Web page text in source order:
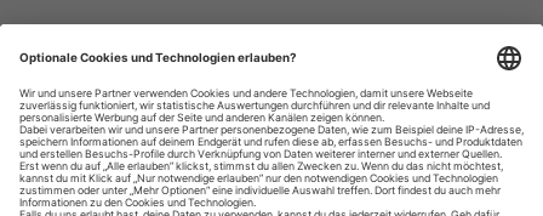
Datenschutzhinweise
Impressum
Privatsphäre-Einstellungen